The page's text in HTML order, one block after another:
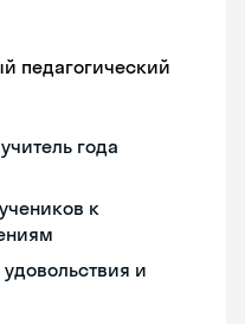
педагогический
года
к
и